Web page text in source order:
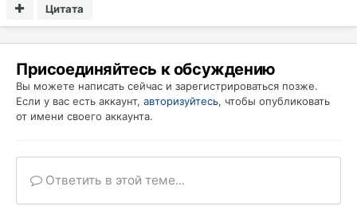
Цитата
Присоединяйтесь к обсуждению
Вы можете написать сейчас и зарегистрироваться позже.
Если у вас есть аккаунт, авторизуйтесь, чтобы опубликовать
от имени своего аккаунта.
Ответить в этой теме...